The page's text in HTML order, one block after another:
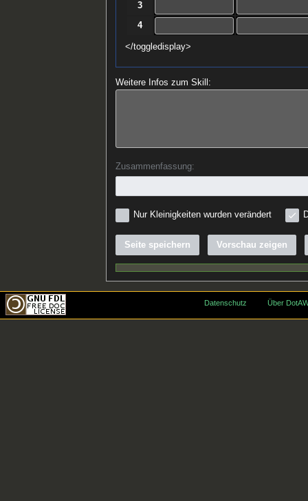
3
4
</toggledisplay>
Weitere Infos zum Skill:
Zusammenfassung:
Nur Kleinigkeiten wurden verändert
Seite speichern Vorschau zeigen
Datenschutz Über